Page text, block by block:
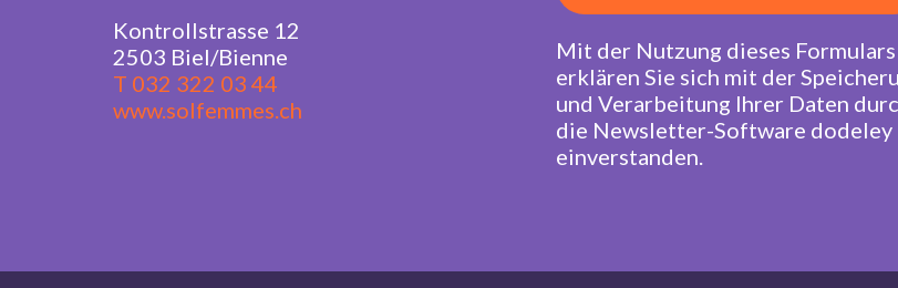
Kontrollstrasse 12
2503 Biel/Bienne
T 032 322 03 44
www.solfemmes.ch
Mit der Nutzung dieses Formulars
erklären Sie sich mit der
und Verarbeitung Ihrer Daten
die Newsletter-Software dodeley
einverstanden.